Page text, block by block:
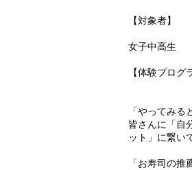
【対象者】
女子中高生
【体験プログ
「やってみる
皆さんに「自
ット」に繋い
「お寿司の推